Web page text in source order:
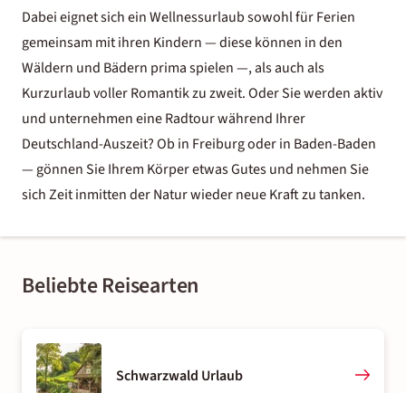
Dabei eignet sich ein Wellnessurlaub sowohl für Ferien
gemeinsam mit ihren Kindern — diese können in den
Wäldern und Bädern prima spielen —, als auch als
Kurzurlaub voller Romantik zu zweit. Oder Sie werden aktiv
und unternehmen eineRadtour während Ihrer
Deutschland-Auszeit? Ob in Freiburg oder in Baden-Baden
— gönnen Sie Ihrem Körper etwas Gutes und nehmen Sie
sich Zeit inmitten der Natur wieder neue Kraft zu tanken.
Beliebte Reisearten
Schwarzwald Urlaub